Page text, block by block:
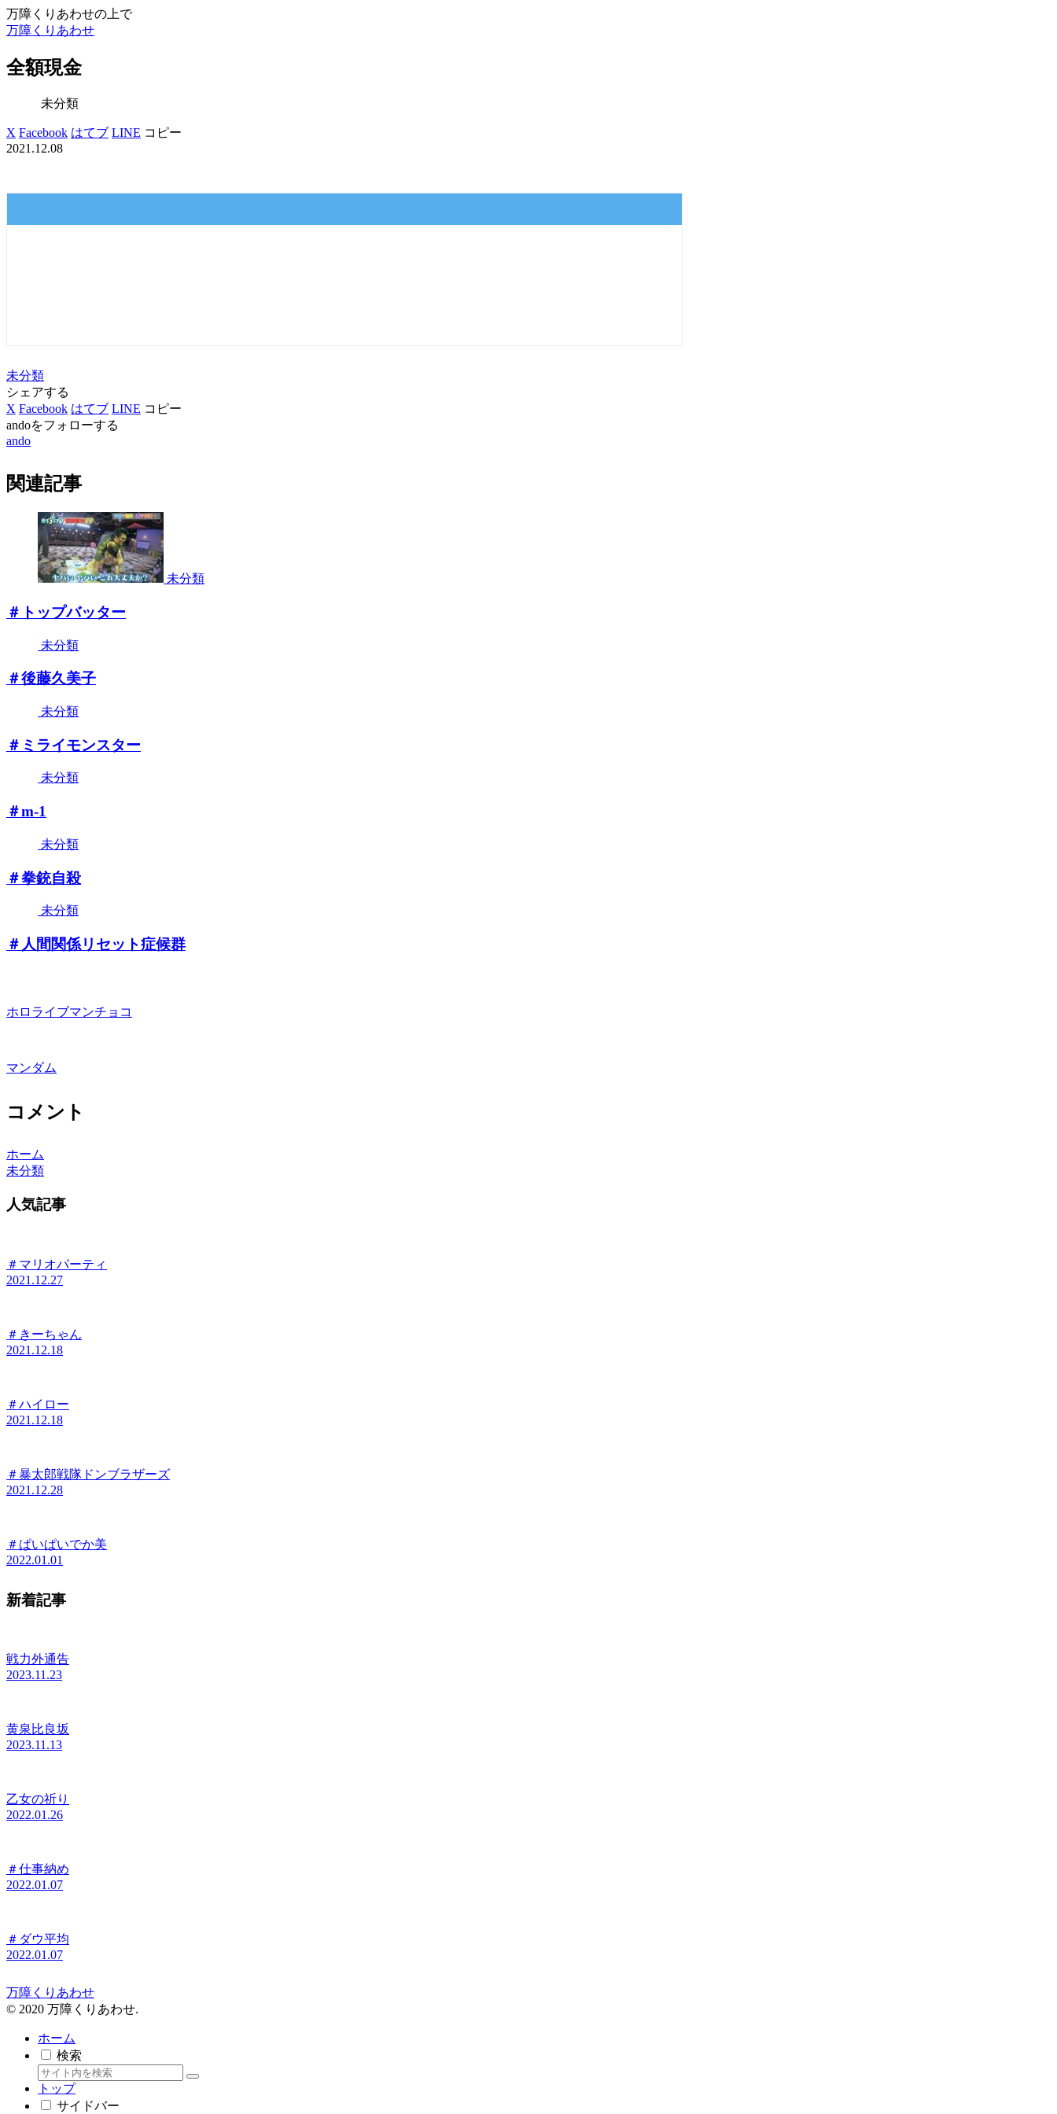
万障くりあわせの上で
万障くりあわせ
全額現金
未分類
X Facebook はてブ LINE コピー
2021.12.08
未分類
シェアする
X Facebook はてブ LINE コピー
andoをフォローする
ando
関連記事
未分類
＃トップバッター
未分類
＃後藤久美子
未分類
＃ミライモンスター
未分類
＃m-1
未分類
＃拳銃自殺
未分類
＃人間関係リセット症候群
ホロライブマンチョコ
マンダム
コメント
ホーム
未分類
人気記事
＃マリオパーティ
2021.12.27
＃きーちゃん
2021.12.18
＃ハイロー
2021.12.18
＃暴太郎戦隊ドンブラザーズ
2021.12.28
＃ぱいぱいでか美
2022.01.01
新着記事
戦力外通告
2023.11.23
黄泉比良坂
2023.11.13
乙女の祈り
2022.01.26
＃仕事納め
2022.01.07
＃ダウ平均
2022.01.07
万障くりあわせ
© 2020 万障くりあわせ.
ホーム
検索
トップ
サイドバー